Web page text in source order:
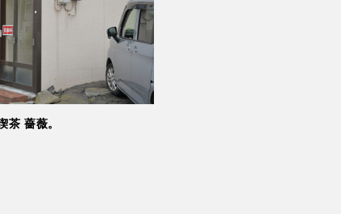
茶 薔薇。